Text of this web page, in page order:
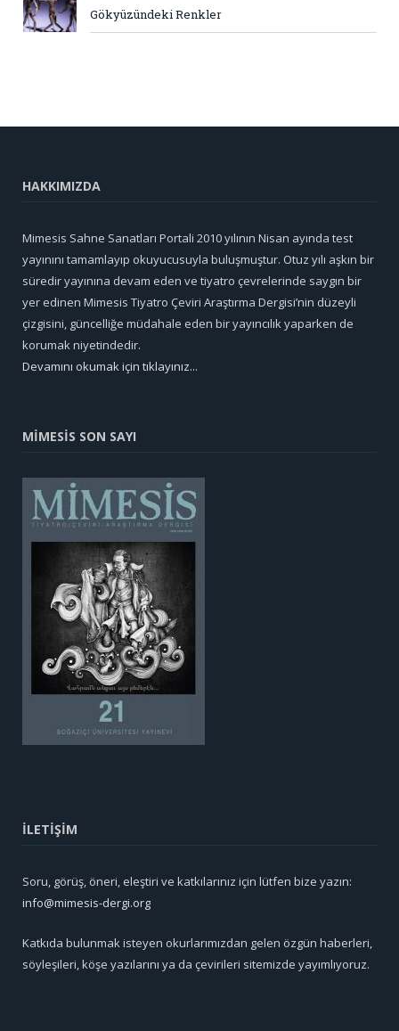
Gökyüzündeki Renkler
HAKKIMIZDA
Mimesis Sahne Sanatları Portali 2010 yılının Nisan ayında test
yayınını tamamlayıp okuyucusuyla buluşmuştur. Otuz yılı aşkın bir
süredir yayınına devam eden ve tiyatro çevrelerinde saygın bir
yer edinen Mimesis Tiyatro Çeviri Araştırma Dergisi’nin düzeyli
çizgisini, güncelliğe müdahale eden bir yayıncılık yaparken de
korumak niyetindedir.
Devamını okumak için tıklayınız...
MİMESİS SON SAYI
İLETİŞİM
Soru, görüş, öneri, eleştiri ve katkılarınız için lütfen bize yazın:
info@mimesis-dergi.org
Katkıda bulunmak isteyen okurlarımızdan gelen özgün haberleri,
söyleşileri, köşe yazılarını ya da çevirileri sitemizde yayımlıyoruz.